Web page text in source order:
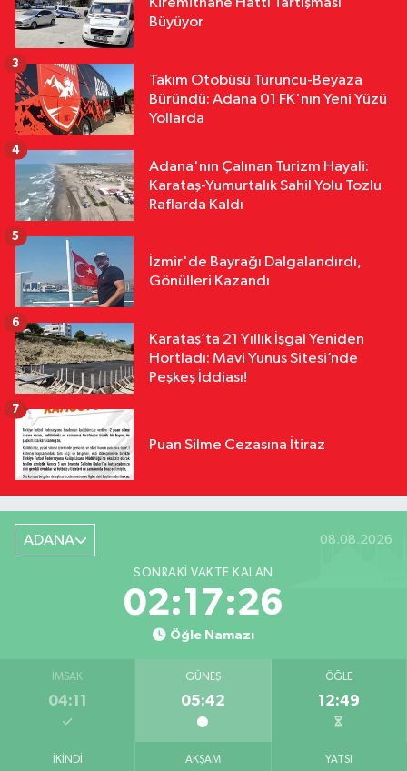
11:01AK Parti Sarıçam’da 77.
Asayiş
10:55Adana’da Tünel Göçüğünde
Kiremithane Hattı Tartışması
Büyüyor
Takım Otobüsü Turuncu-Beyaza
Büründü: Adana 01 FK'nın Yeni Yüzü
Yollarda
3
Adana'nın Çalınan Turizm Hayali:
Karataş-Yumurtalık Sahil Yolu Tozlu
Raflarda Kaldı
4
İzmir'de Bayrağı Dalgalandırdı,
Gönülleri Kazandı
5
Karataş’ta 21 Yıllık İşgal Yeniden
Hortladı: Mavi Yunus Sitesi’nde
Peşkeş İddiası!
6
Puan Silme Cezasına İtiraz
7
ADANA 08.08.2026
SONRAKI VAKTE KALAN
02:17:25
Öğle Namazı
İMSAK
04:11
GÜNEŞ
05:42
ÖĞLE
12:49
İKINDI AKŞAM YATSI